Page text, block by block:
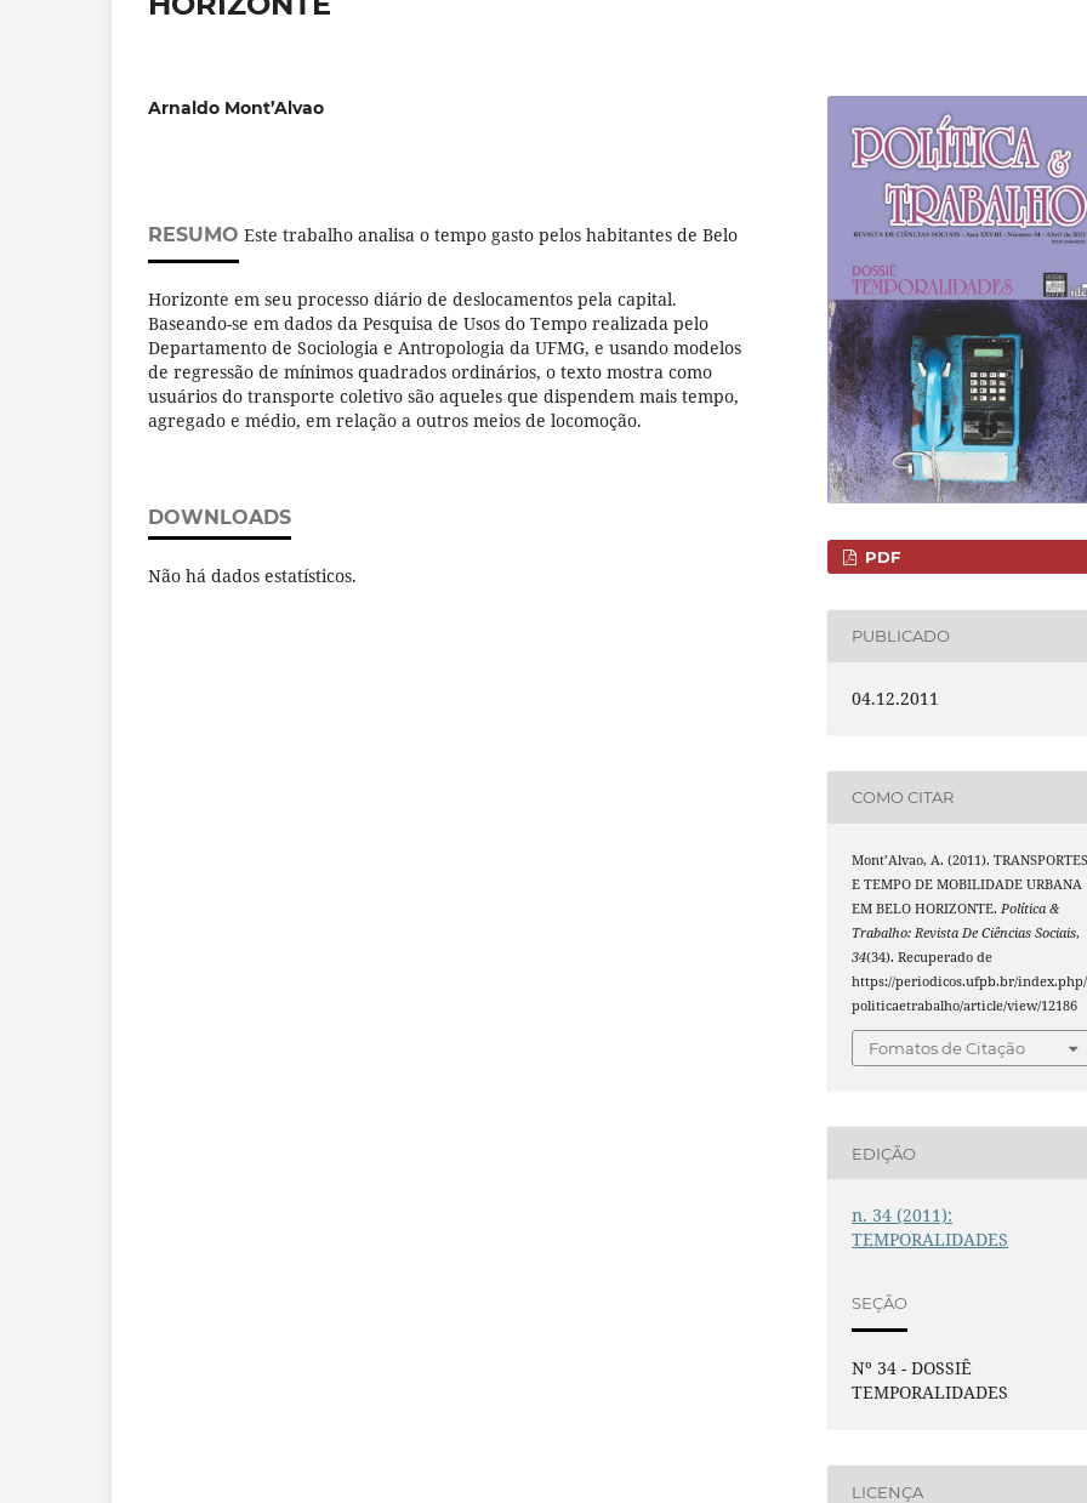
Arnaldo Mont’Alvao
RESUMO Este trabalho analisa o tempo gasto pelos habitantes de Belo
Horizonte em seu processo diário de deslocamentos pela capital.
Baseando-se em dados da Pesquisa de Usos do Tempo realizada pelo
Departamento de Sociologia e Antropologia da UFMG, e usando modelos
de regressão de mínimos quadrados ordinários, o texto mostra como
usuários do transporte coletivo são aqueles que dispendem mais tempo,
agregado e médio, em relação a outros meios de locomoção.
DOWNLOADS
Não há dados estatísticos.
PDF
PUBLICADO
04.12.2011
COMO CITAR
Mont’Alvao, A. (2011).
E TEMPO DE MOBILIDADE URBANA
EM BELO HORIZONTE.Política &
Trabalho: Revista De Ciências Sociais,
34(34). Recuperado de
https://periodicos.ufpb.br/index.php/
politicaetrabalho/article/view/12186
Fomatos de Citação
EDIÇÃO
n. 34 (2011):
TEMPORALIDADES
SEÇÃO
Nº 34 - DOSSIÊ
TEMPORALIDADES
LICENÇA